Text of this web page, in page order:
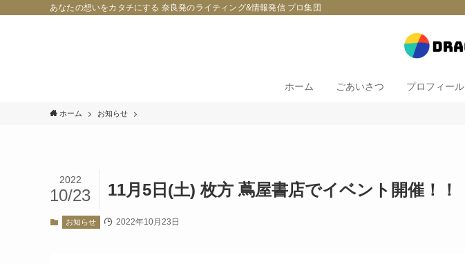
あなたの想いをカタチにする 奈良発のライティング&情報発信 プロ集団
ホーム ごあいさつ プロフィール
ホーム お知らせ
11月5日(土) 枚方 蔦屋書店でイベント開催！！
2022
10/23
お知らせ 2022年10月23日